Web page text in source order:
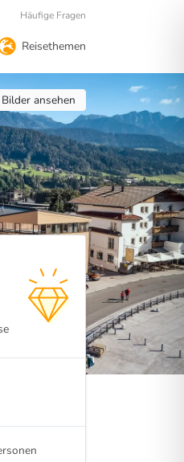
Reisethemen
Häufige Fragen
Bilder ansehen